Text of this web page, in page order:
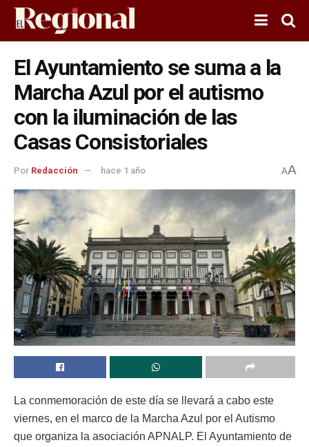
El Ayuntamiento se suma a la
Marcha Azul por el autismo
con la iluminación de las
Casas Consistoriales
Por Redacción hace 1 año AA
La conmemoración de este día se llevará a cabo este
viernes, en el marco de la Marcha Azul por el Autismo
que organiza la asociación APNALP. El Ayuntamiento de